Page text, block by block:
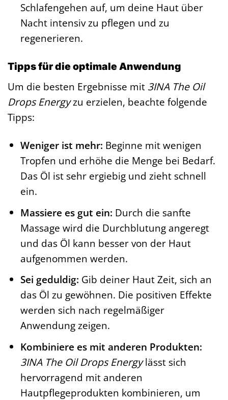
Schlafengehen auf, um deine Haut über
Nacht intensiv zu pflegen und zu
regenerieren.
Tipps für die optimale Anwendung
Um die besten Ergebnisse mit 3INA The Oil
Drops Energyzu erzielen, beachte folgende
Tipps:
Weniger ist mehr: Beginne mit wenigen
Tropfen und erhöhe die Menge bei Bedarf.
Das Öl ist sehr ergiebig und zieht schnell
ein.
Massiere es gut ein: Durch die sanfte
Massage wird die Durchblutung angeregt
und das Öl kann besser von der Haut
aufgenommen werden.
Sei geduldig: Gib deiner Haut Zeit, sich an
das Öl zu gewöhnen. Die positiven Effekte
werden sich nach regelmäßiger
Anwendung zeigen.
Kombiniere es mit anderen Produkten:
3INA The Oil Drops Energylässt sich
hervorragend mit anderen
Hautpflegeprodukten kombinieren, um